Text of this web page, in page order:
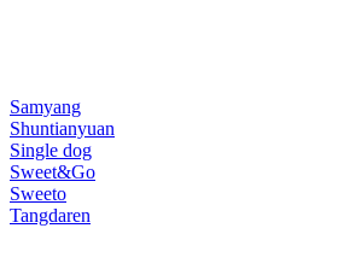
Samyang
Shuntianyuan
Single dog
Sweet&Go
Sweeto
Tangdaren